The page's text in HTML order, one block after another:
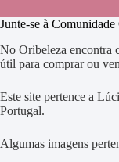
Junte-se à
No Oribeleza encontra
útil para comprar ou
Este site pertence a
Portugal.
Algumas imagens